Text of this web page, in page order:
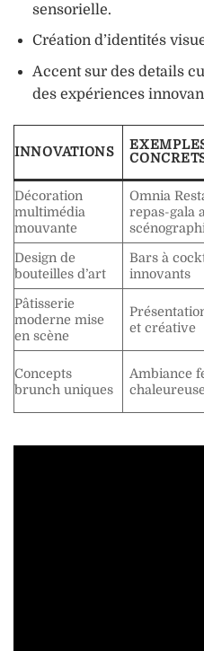
sensorielle.
Création d’identités
Accent sur des details
des expériences
INNOVATIONS
Décoration
multimédia
mouvante
Omnia
repas-gala
Design de
bouteilles d’art
Bars à
innovants
Pâtisserie
moderne mise
en scène
et créative
Concepts
brunch uniques
Ambiance